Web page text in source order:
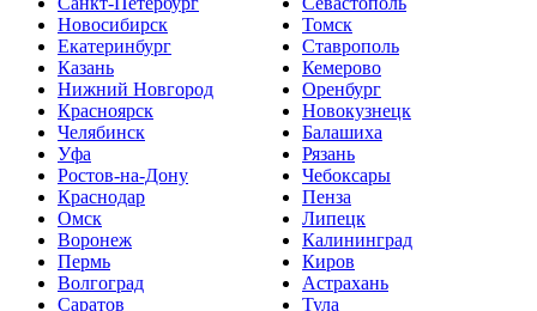
Новосибирск
Екатеринбург
Казань
Нижний Новгород
Красноярск
Челябинск
Уфа
Ростов-на-Дону
Краснодар
Омск
Воронеж
Пермь
Волгоград
Саратов
Томск
Ставрополь
Кемерово
Оренбург
Новокузнецк
Балашиха
Рязань
Чебоксары
Пенза
Липецк
Калининград
Киров
Астрахань
Тула